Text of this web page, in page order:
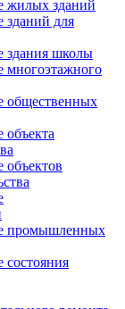
жилых зданий
зданий для
здания школы
многоэтажного
общественных
объекта
объектов
промышленных
состояния